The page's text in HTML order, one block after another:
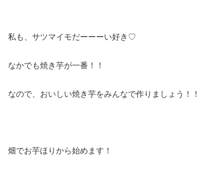
私も、サツマイモだーーーい好き♡
なかでも焼き芋が一番！！
なので、おいしい焼き芋をみんなで作りましょう！！
畑でお芋ほりから始めます！